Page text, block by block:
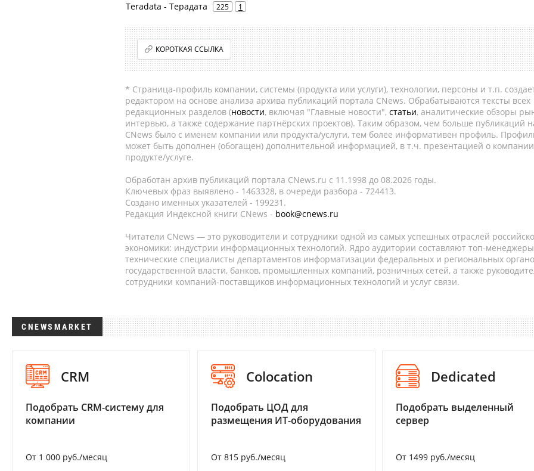
Teradata - Терадата 225 1
КОРОТКАЯ ССЫЛКА
* Страница-профиль компании, системы (продукта или услуги), технологии, персоны и т.п.
редактором на основе анализа архива публикаций портала CNews. Обрабатываются тексты всех
редакционных разделов (новости, включая "Главные новости", статьи, аналитические обзоры
интервью, а также содержание партнёрских проектов). Таким образом, чем больше публикаций
CNews было с именем компании или продукта/услуги, тем более информативен профиль.
может быть дополнен (обогащен) дополнительной информацией, в т.ч. презентацией о
продукте/услуге.
Обработан архив публикаций портала CNews.ru c 11.1998 до 08.2026 годы.
Ключевых фраз выявлено - 1463328, в очереди разбора - 724413.
Создано именных указателей - 199231.
Редакция Индексной книги CNews - book@cnews.ru
Читатели CNews — это руководители и сотрудники одной из самых успешных отраслей
экономики: индустрии информационных технологий. Ядро аудитории составляют топ-
технические специалисты департаментов информатизации федеральных и региональных
государственной власти, банков, промышленных компаний, розничных сетей, а также
сотрудники компаний-поставщиков информационных технологий и услуг связи.
CNEWSMARKET
CRM
Подобрать CRM-систему для
компании
От 1 000 руб./месяц
Colocation
Подобрать ЦОД для
размещения ИТ-оборудования
От 815 руб./месяц
Dedicated
Подобрать выделенный
сервер
От 1499 руб./месяц